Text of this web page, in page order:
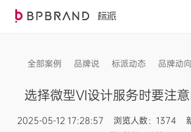
全部案例 品牌说 标派动态 品牌动向
选择微型VI设计服务时要注
2025-05-12 17:28:57 浏览人数：1374